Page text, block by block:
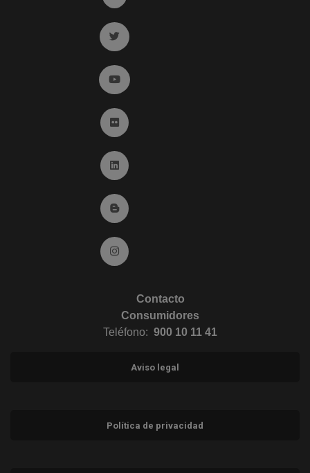
Ir a twitter (abre en ventana nueva)
Ir a YouTube (abre en ventana nueva)
Ir a Flickr (abre en ventana nueva)
Ir a Linkedin (abre en ventana nueva)
Ir al Blog (abre en ventana nueva)
Ir a Instagram (abre en ventana nueva)
Contacto
Consumidores
Teléfono: 900 10 11 41
Aviso legal
Política de privacidad